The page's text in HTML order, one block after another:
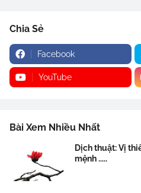
Chia Sẻ
Facebook
YouTube
Bài Xem Nhiều Nhất
Dịch thuật: Vị
mệnh .....